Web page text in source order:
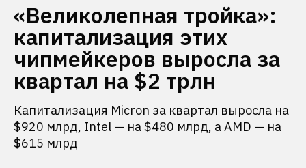
«Великолепная тройка»:
капитализация этих
чипмейкеров выросла за
квартал на $2 трлн
Капитализация Micron за квартал выросла на
$920 млрд, Intel — на $480 млрд, а AMD — на
$615 млрд